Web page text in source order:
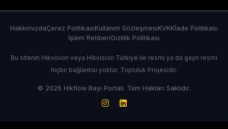
HakkımızdaÇerez PolitikasıKullanım SözleşmesiKVKKİade Politikası
İşlem RehberiGizlilik Politikası
Bu sitenin Hikvision veya Hikvision Türkiye ile resmi ya da gayrı resmi
hiçbir bağlantısı yoktur. Topluluk Projesidir.
© 2026 Hikflow Bayi Portalı. Tüm Hakları Saklıdır.